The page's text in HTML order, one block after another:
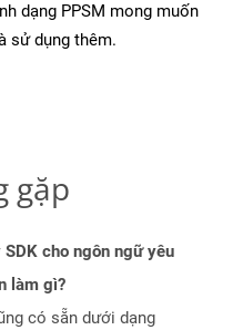
dạng PPSM mong muốn
sử dụng thêm.
gặp
cho ngôn ngữ yêu
làm gì?
có sẵn dưới dạng